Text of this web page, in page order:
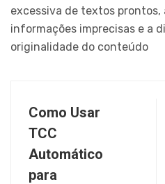
excessiva de textos prontos,
informações imprecisas e a
originalidade do conteúdo
Como Usar
TCC
Automático
para